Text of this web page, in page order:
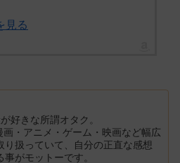
見る
好きな所謂オタク。
画・アニメ・ゲーム・映画など幅広
り扱っていて、自分の正直な感想
事がモットーです。